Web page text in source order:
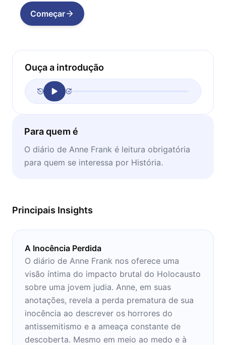
Começar
Ouça a introdução
Para quem é
O diário de Anne Frank é leitura obrigatória
para quem se interessa por História.
Principais Insights
A Inocência Perdida
O diário de Anne Frank nos oferece uma
visão íntima do impacto brutal do Holocausto
sobre uma jovem judia. Anne, em suas
anotações, revela a perda prematura de sua
inocência ao descrever os horrores do
antissemitismo e a ameaça constante de
descoberta. Mesmo em meio ao medo e à